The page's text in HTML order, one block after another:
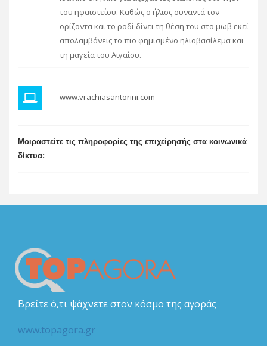
του ηφαιστείου. Καθώς ο ήλιος συναντά τον
ορίζοντα και το ροδί δίνει τη θέση του στο μωβ εκεί
απολαμβάνεις το πιο φημισμένο ηλιοβασίλεμα και
τη μαγεία του Αιγαίου.
www.vrachiasantorini.com
Μοιραστείτε τις πληροφορίες της επιχείρησής στα κοινωνικά
δίκτυα:
Βρείτε ό,τι ψάχνετε στον κόσμο της αγοράς
www.topagora.gr